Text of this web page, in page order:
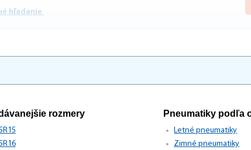
hľadanie
rozmery Pneumatiky podľa
Letné pneumatiky
Zimné pneumatiky